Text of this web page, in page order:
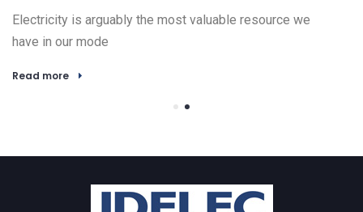
Electricity is arguably the most valuable resource we
have in our mode
Read more